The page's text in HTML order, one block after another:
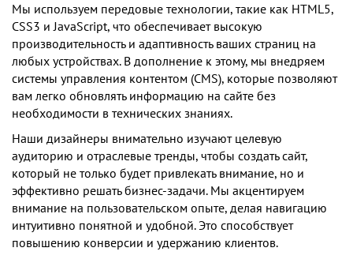
Мы используем передовые технологии, такие как HTML5,
CSS3 и JavaScript, что обеспечивает высокую
производительность и адаптивность ваших страниц на
любых устройствах. В дополнение к этому, мы внедряем
системы управления контентом (CMS), которые позволяют
вам легко обновлять информацию на сайте без
необходимости в технических знаниях.
Наши дизайнеры внимательно изучают целевую
аудиторию и отраслевые тренды, чтобы создать сайт,
который не только будет привлекать внимание, но и
эффективно решать бизнес-задачи. Мы акцентируем
внимание на пользовательском опыте, делая навигацию
интуитивно понятной и удобной. Это способствует
повышению конверсии и удержанию клиентов.